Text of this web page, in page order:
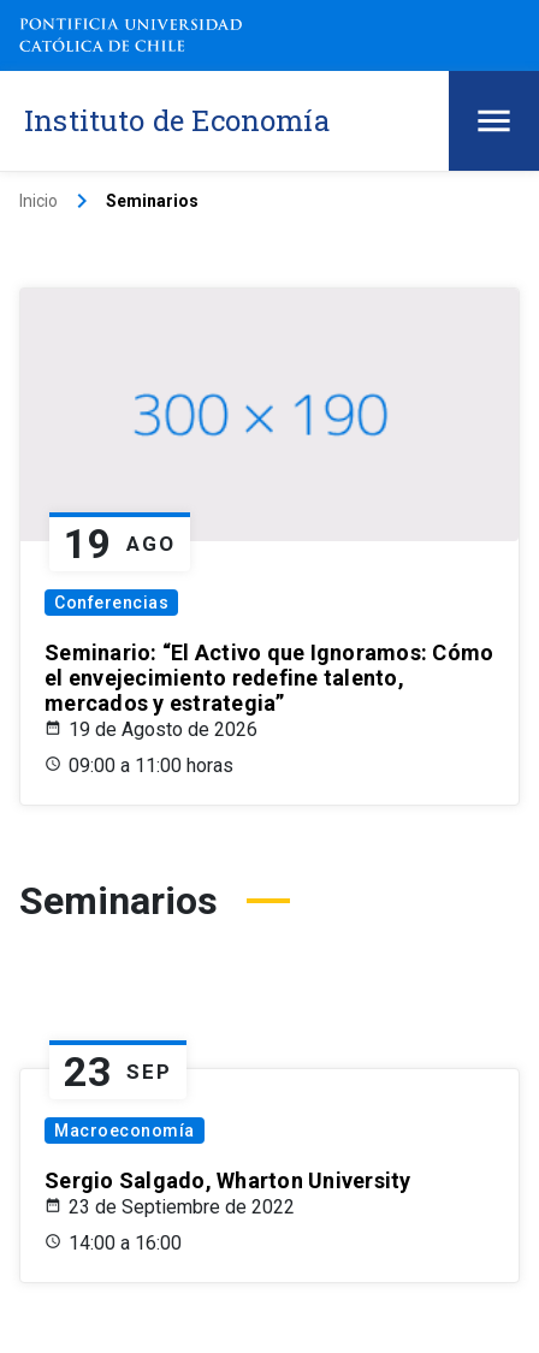
Instituto de Economía
Inicio keyboard_arrow_right Seminarios
19 AGO
Conferencias
Seminario: “El Activo que Ignoramos: Cómo
el envejecimiento redefine talento,
mercados y estrategia”
19 de Agosto de 2026
09:00 a 11:00 horas
Seminarios
23 SEP
Macroeconomía
Sergio Salgado, Wharton University
23 de Septiembre de 2022
14:00 a 16:00